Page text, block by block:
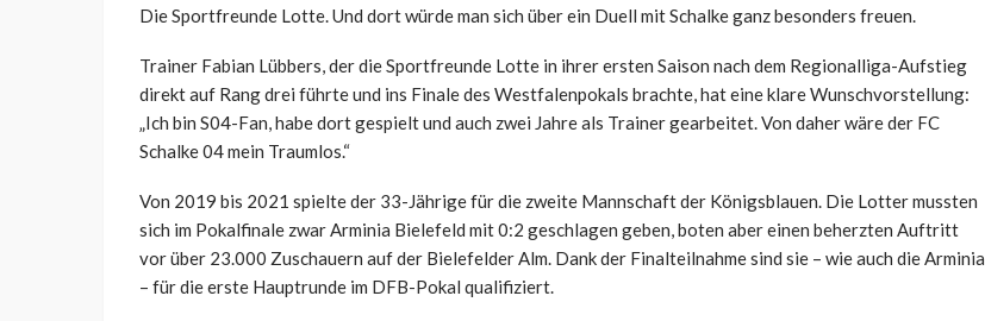
Die Sportfreunde Lotte. Und dort würde man sich über ein Duell mit Schalke ganz besonders freuen.
Trainer Fabian Lübbers, der die Sportfreunde Lotte in ihrer ersten Saison nach dem Regionalliga-Aufstieg
direkt auf Rang drei führte und ins Finale des Westfalenpokals brachte, hat eine klare Wunschvorstellung:
„Ich bin S04-Fan, habe dort gespielt und auch zwei Jahre als Trainer gearbeitet. Von daher wäre der FC
Schalke 04 mein Traumlos.“
Von 2019 bis 2021 spielte der 33-Jährige für die zweite Mannschaft der Königsblauen. Die Lotter mussten
sich im Pokalfinale zwar Arminia Bielefeld mit 0:2 geschlagen geben, boten aber einen beherzten Auftritt
vor über 23.000 Zuschauern auf der Bielefelder Alm. Dank der Finalteilnahme sind sie – wie auch die Arminia
– für die erste Hauptrunde im DFB-Pokal qualifiziert.